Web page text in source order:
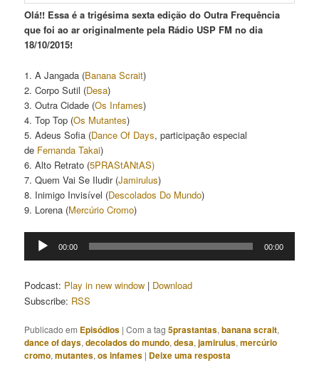
Olá!! Essa é a trigésima sexta edição do Outra Frequência
que foi ao ar originalmente pela Rádio USP FM no dia
18/10/2015!
1. A Jangada (Banana Scrait)
2. Corpo Sutil (Desa)
3. Outra Cidade (Os Infames)
4. Top Top (Os Mutantes)
5. Adeus Sofia (Dance Of Days, participação especial
de Fernanda Takai)
6. Alto Retrato (5PRAStANtAS)
7. Quem Vai Se Iludir (Jamirulus)
8. Inimigo Invisível (Descolados Do Mundo)
9. Lorena (Mercúrio Cromo)
Tocador
00:00 00:00
Podcast: Play in new window | Download
Subscribe: RSS
Publicado em Episódios |Com a tag5prastantas,banana scrait,
dance of days,decolados do mundo,desa,jamirulus,mercúrio
cromo,mutantes,os infames | Deixe uma resposta